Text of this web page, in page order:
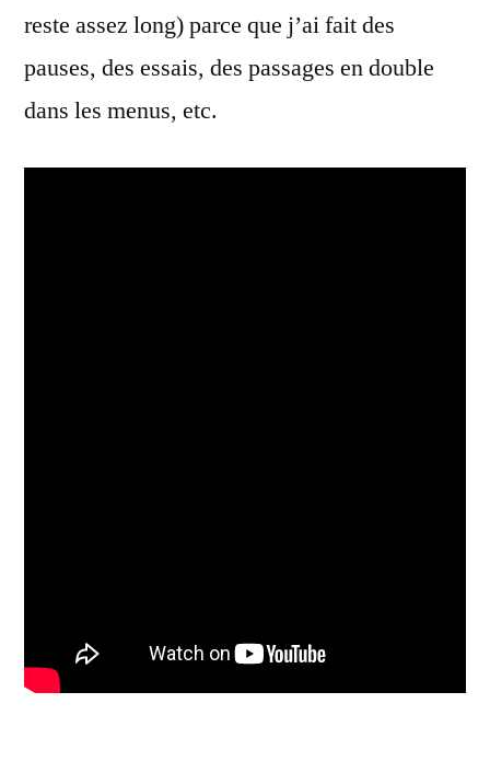
reste assez long) parce que j’ai fait des
pauses, des essais, des passages en double
dans les menus, etc.